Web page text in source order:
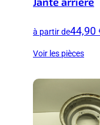
à partir de44,90
Voir les pièces